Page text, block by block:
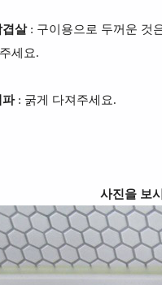
살: 구이용으로 두꺼운 것
세요.
: 굵게 다져주세요.
사진을 보